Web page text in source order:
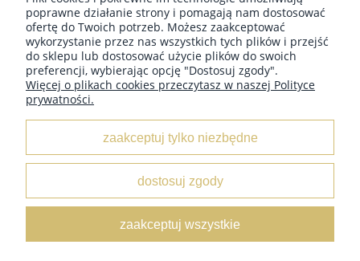
Zdjęcia są poglądowe, prezentowany kolor może różnić się od
rzeczywistego. Powodem jest indywidualne ustawienie monitora.
MOJE KONTO
O NAS
poprawne działanie strony i pomagają nam dostosować
ofertę do Twoich potrzeb. Możesz zaakceptować
wykorzystanie przez nas wszystkich tych plików i przejść
do sklepu lub dostosować użycie plików do swoich
preferencji, wybierając opcję "Dostosuj zgody".
Więcej o plikach cookies przeczytasz w naszej Polityce
prywatności.
zaakceptuj tylko niezbędne
dostosuj zgody
zaakceptuj wszystkie